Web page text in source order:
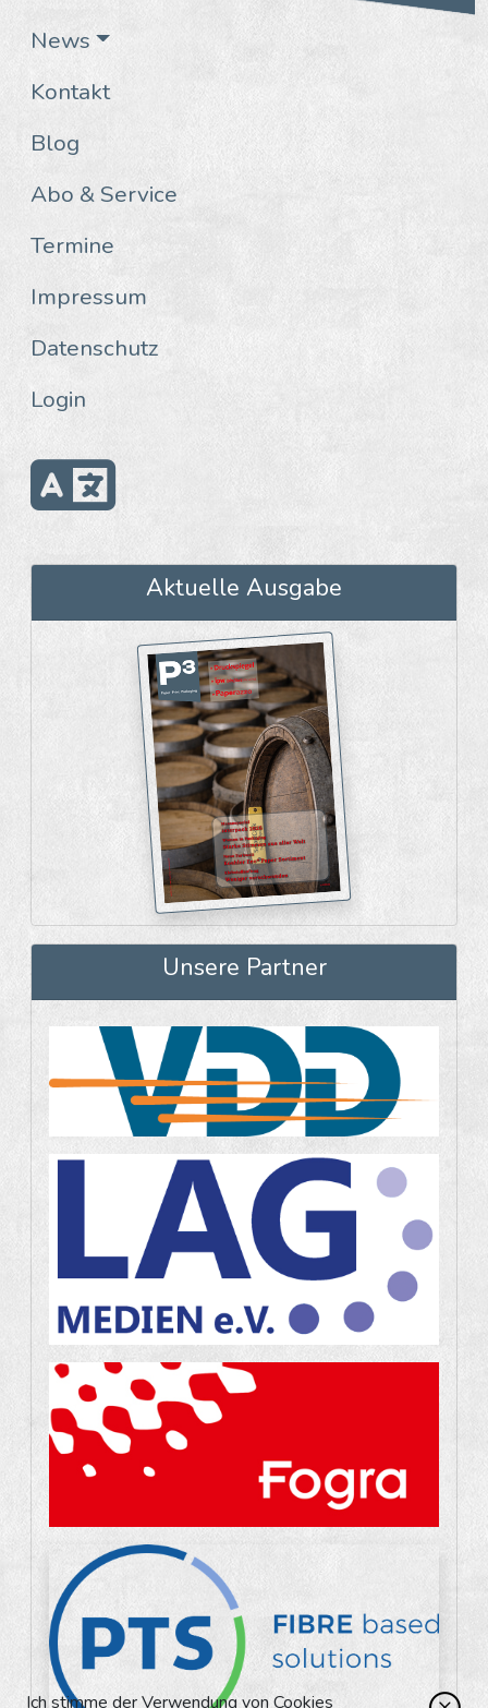
News
Kontakt
Blog
Abo & Service
Termine
Impressum
Datenschutz
Login
Aktuelle Ausgabe
Unsere Partner
Ich stimme der Verwendung von Cookies